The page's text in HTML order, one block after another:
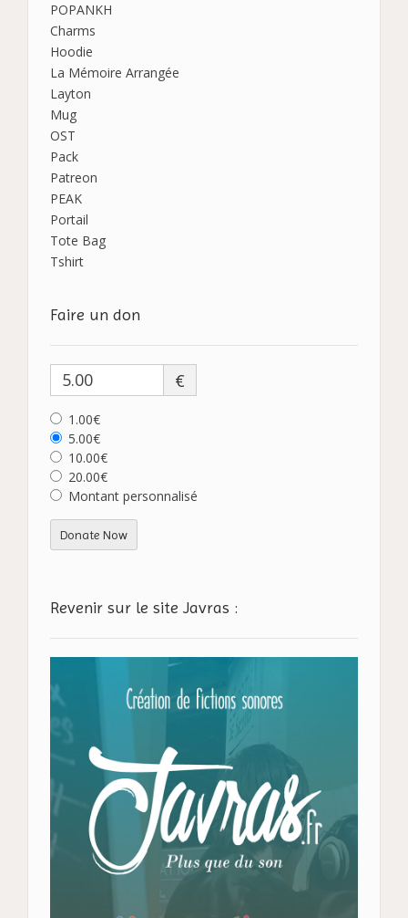
POPANKH
Charms
Hoodie
La Mémoire Arrangée
Layton
Mug
OST
Pack
Patreon
PEAK
Portail
Tote Bag
Tshirt
Faire un don
€
1.00€
5.00€
10.00€
20.00€
Montant personnalisé
Donate Now
Revenir sur le site Javras :